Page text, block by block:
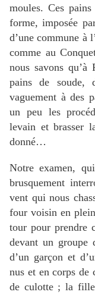
moules. Ces
forme, imposée
d’une commune à
comme au
nous savons
pains de soude,
vaguement à des
un peu les
levain et brasser
donné…
Notre examen,
brusquement
vent qui nous
four voisin en
tour pour prendre
devant un groupe
d’un garçon et
nus et en corps de
de culotte ; la fille